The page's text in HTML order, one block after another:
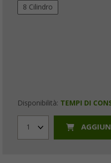
8 Cilindro
Disponibilità: TEMPI DI
1